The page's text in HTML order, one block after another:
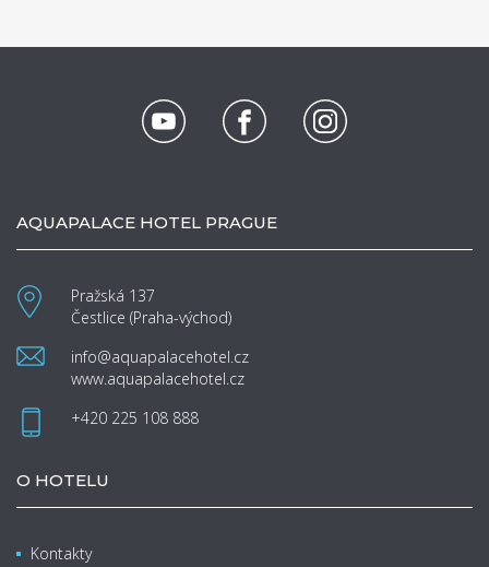
AQUAPALACE HOTEL PRAGUE
Pražská 137
Čestlice (Praha-východ)
info@aquapalacehotel.cz
www.aquapalacehotel.cz
+420 225 108 888
O HOTELU
Kontakty